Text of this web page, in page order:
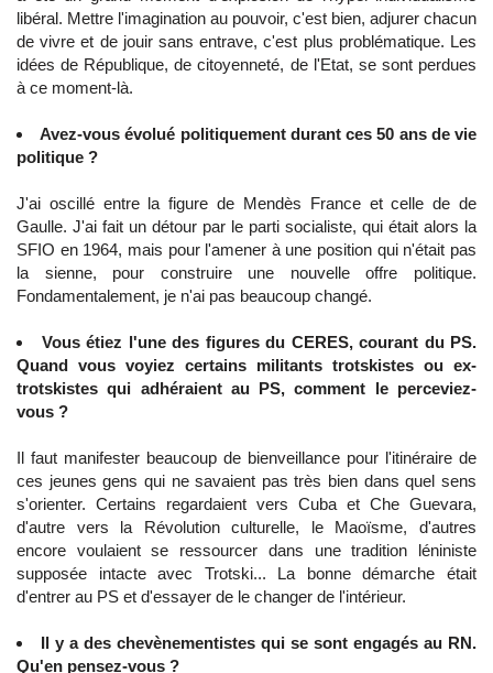
libéral. Mettre l'imagination au pouvoir, c'est bien, adjurer chacun
de vivre et de jouir sans entrave, c'est plus problématique. Les
idées de République, de citoyenneté, de l'Etat, se sont perdues
à ce moment-là.
Avez-vous évolué politiquement durant ces 50 ans de vie
politique ?
J'ai oscillé entre la figure de Mendès France et celle de de
Gaulle. J'ai fait un détour par le parti socialiste, qui était alors la
SFIO en 1964, mais pour l'amener à une position qui n'était pas
la sienne, pour construire une nouvelle offre politique.
Fondamentalement, je n'ai pas beaucoup changé.
Vous étiez l'une des figures du CERES, courant du PS.
Quand vous voyiez certains militants trotskistes ou ex-
trotskistes qui adhéraient au PS, comment le perceviez-
vous ?
Il faut manifester beaucoup de bienveillance pour l'itinéraire de
ces jeunes gens qui ne savaient pas très bien dans quel sens
s'orienter. Certains regardaient vers Cuba et Che Guevara,
d'autre vers la Révolution culturelle, le Maoïsme, d'autres
encore voulaient se ressourcer dans une tradition léniniste
supposée intacte avec Trotski... La bonne démarche était
d'entrer au PS et d'essayer de le changer de l'intérieur.
Il y a des chevènementistes qui se sont engagés au RN.
Qu'en pensez-vous ?